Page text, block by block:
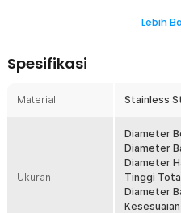
internal yang dirancang untuk
membantu mengurangi
semula setelah ditekan,
lebih baik saat proses tamping.
Sistem Pressure Spring
Menggunakan desain ripple
bagian bawah yang membantu
Lebih
Spesifikasi
Material Stainless
Ukuran
Diameter
Diameter
Diameter
Tinggi
Diameter